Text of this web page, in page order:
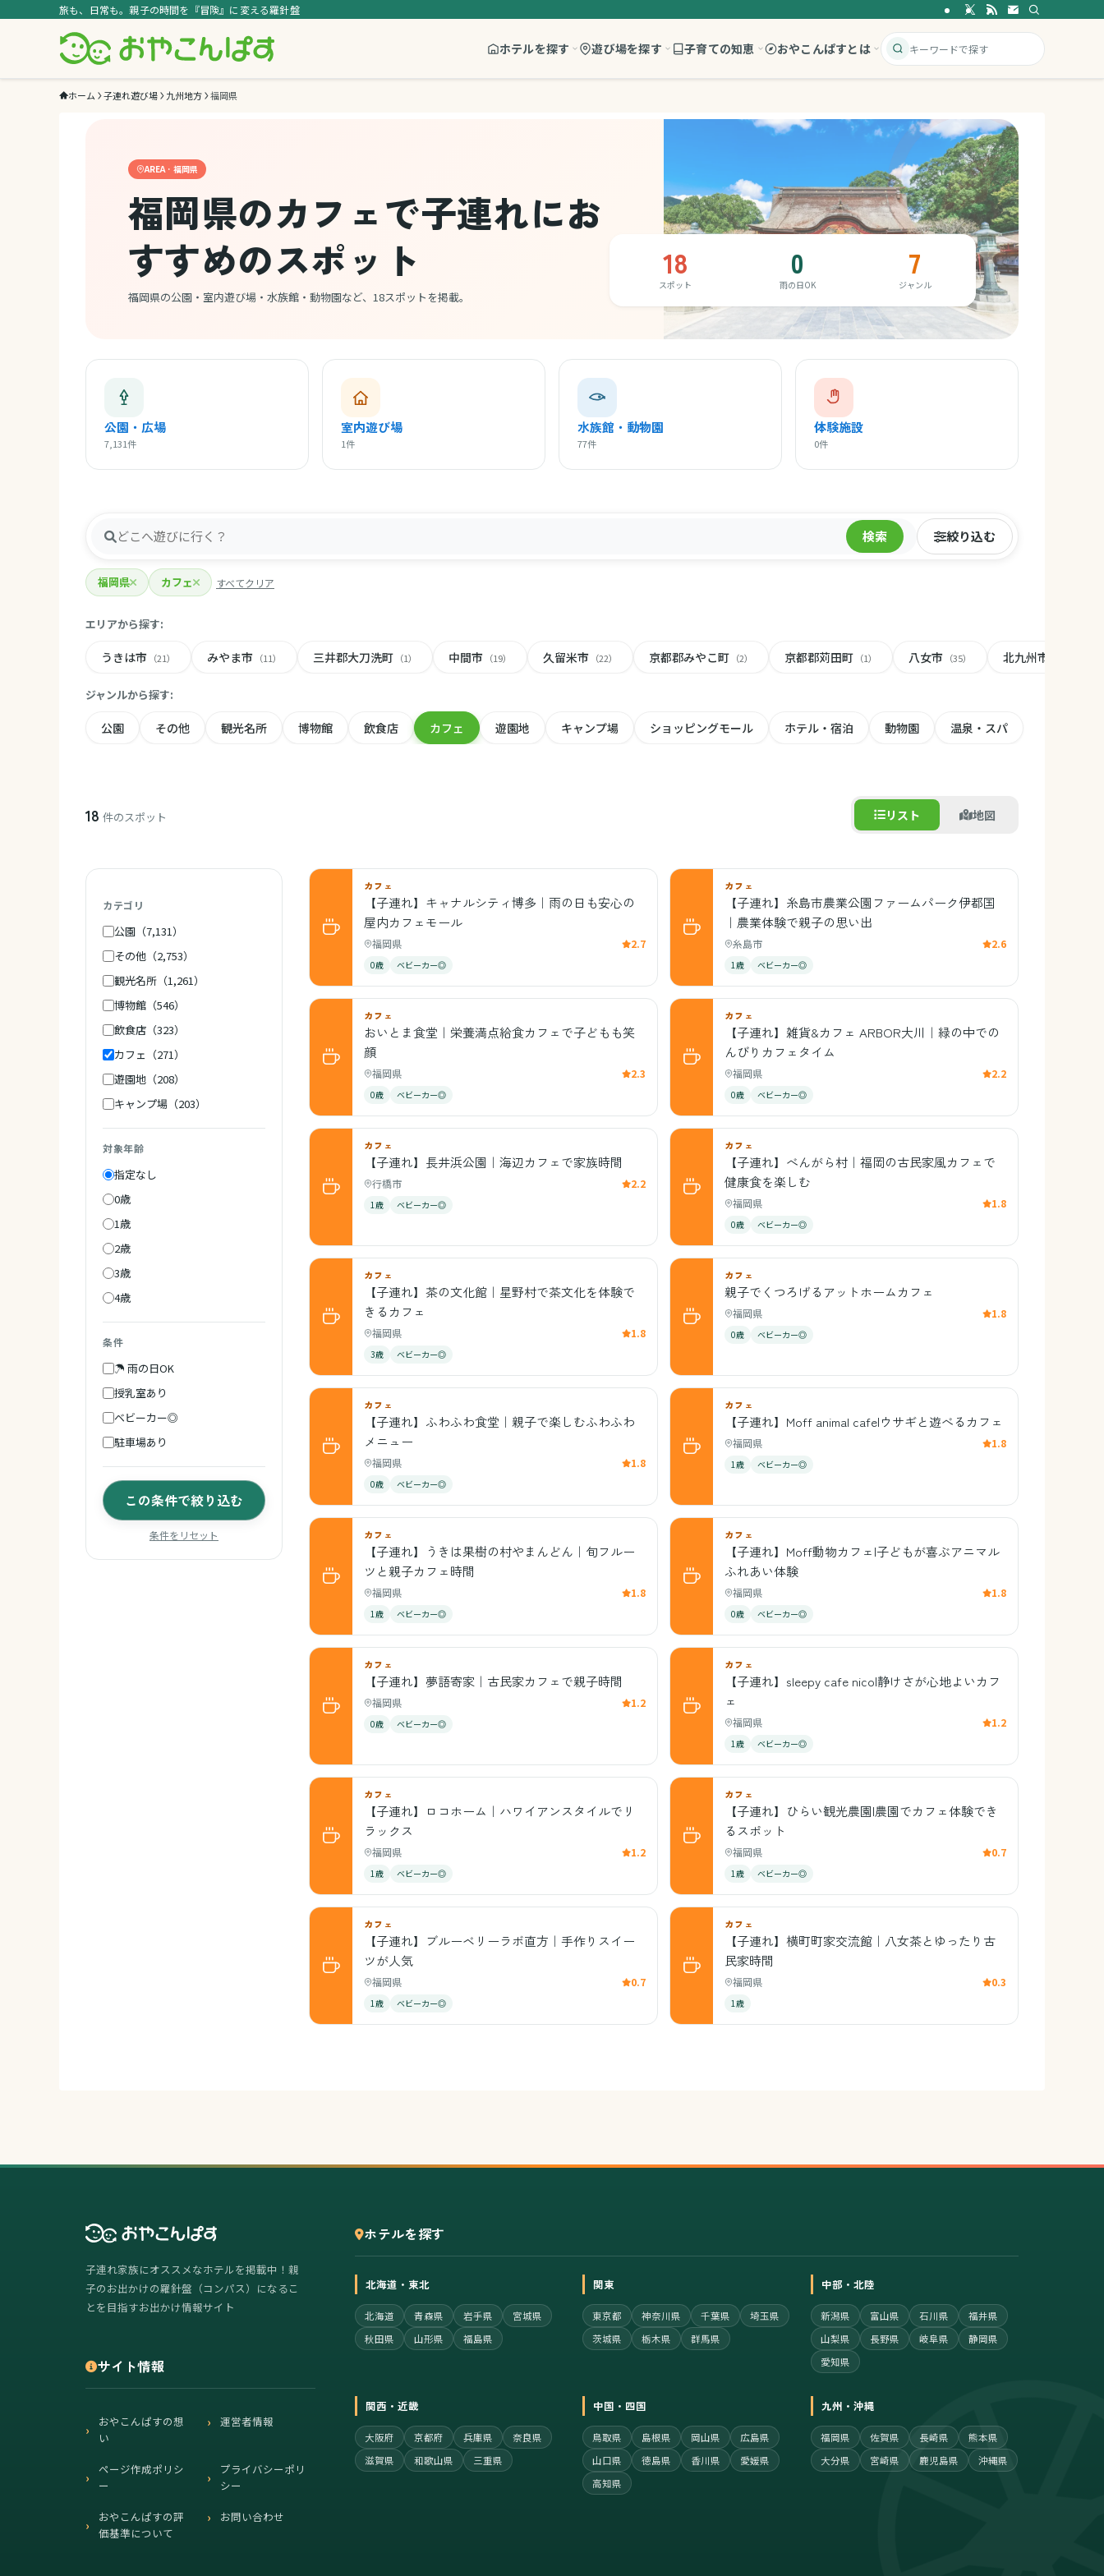
旅も、日常も。親子の時間を『冒険』に変える羅針盤
ホテルを探す 遊び場を探す 子育ての知恵 おやこんぱすとは
ホーム 子連れ遊び場 九州地方 福岡県
AREA · 福岡県
福岡県のカフェで子連れにお
すすめのスポット
福岡県の公園・室内遊び場・水族館・動物園など、18スポットを掲載。
18
スポット
0
雨の日OK
7
ジャンル
公園・広場
7,131件
室内遊び場
1件
水族館・動物園
77件
体験施設
0件
検索 絞り込む
福岡県 カフェ すべてクリア
エリアから探す:
うきは市 （21） みやま市 （11） 三井郡大刀洗町 （1） 中間市 （19） 久留米市 （22） 京都郡みやこ町 （2） 京都郡苅田町 （1） 八女市 （35） 北九州市
ジャンルから探す:
公園 その他 観光名所 博物館 飲食店 カフェ 遊園地 キャンプ場 ショッピングモール ホテル・宿泊 動物園 温泉・スパ
18 件のスポット リスト 地図
カテゴリ
公園（7,131）
その他（2,753）
観光名所（1,261）
博物館（546）
飲食店（323）
カフェ（271）
遊園地（208）
キャンプ場（203）
対象年齢
指定なし
0歳
1歳
2歳
3歳
4歳
条件
☂ 雨の日OK
授乳室あり
ベビーカー◎
駐車場あり
この条件で絞り込む
条件をリセット
カフェ
【子連れ】キャナルシティ博多｜雨の日も安心の
屋内カフェモール
福岡県 2.7
0歳 ベビーカー◎
カフェ
【子連れ】糸島市農業公園ファームパーク伊都国
｜農業体験で親子の思い出
糸島市 2.6
1歳 ベビーカー◎
カフェ
おいとま食堂｜栄養満点給食カフェで子どもも笑
顔
福岡県 2.3
0歳 ベビーカー◎
カフェ
【子連れ】雑貨&カフェ ARBOR大川｜緑の中での
んびりカフェタイム
福岡県 2.2
0歳 ベビーカー◎
カフェ
【子連れ】長井浜公園｜海辺カフェで家族時間
行橋市 2.2
1歳 ベビーカー◎
カフェ
【子連れ】べんがら村｜福岡の古民家風カフェで
健康食を楽しむ
福岡県 1.8
0歳 ベビーカー◎
カフェ
【子連れ】茶の文化館｜星野村で茶文化を体験で
きるカフェ
福岡県 1.8
3歳 ベビーカー◎
カフェ
親子でくつろげるアットホームカフェ
福岡県 1.8
0歳 ベビーカー◎
カフェ
【子連れ】ふわふわ食堂｜親子で楽しむふわふわ
メニュー
福岡県 1.8
0歳 ベビーカー◎
カフェ
【子連れ】Moff animal cafe|ウサギと遊べるカフェ
福岡県 1.8
1歳 ベビーカー◎
カフェ
【子連れ】うきは果樹の村やまんどん｜旬フルー
ツと親子カフェ時間
福岡県 1.8
1歳 ベビーカー◎
カフェ
【子連れ】Moff動物カフェ|子どもが喜ぶアニマル
ふれあい体験
福岡県 1.8
0歳 ベビーカー◎
カフェ
【子連れ】夢語寄家｜古民家カフェで親子時間
福岡県 1.2
0歳 ベビーカー◎
カフェ
【子連れ】sleepy cafe nico|静けさが心地よいカフ
ェ
福岡県 1.2
1歳 ベビーカー◎
カフェ
【子連れ】ロコホーム｜ハワイアンスタイルでリ
ラックス
福岡県 1.2
1歳 ベビーカー◎
カフェ
【子連れ】ひらい観光農園|農園でカフェ体験でき
るスポット
福岡県 0.7
1歳 ベビーカー◎
カフェ
【子連れ】ブルーベリーラボ直方｜手作りスイー
ツが人気
福岡県 0.7
1歳 ベビーカー◎
カフェ
【子連れ】横町町家交流館｜八女茶とゆったり古
民家時間
福岡県 0.3
1歳
子連れ家族にオススメなホテルを掲載中！親
子のお出かけの羅針盤（コンパス）になるこ
とを目指すお出かけ情報サイト
ホテルを探す
北海道・東北
北海道 青森県 岩手県
宮城県
秋田県
山形県 福島県
関東
東京都 神奈川県 千葉県
埼玉県
茨城県
栃木県 群馬県
中部・北陸
新潟県 富山県 石川県
福井県
山梨県
長野県 岐阜県
静岡県
愛知県
関西・近畿
大阪府 京都府 兵庫県
奈良県
滋賀県
和歌山県 三重県
中国・四国
鳥取県 島根県 岡山県
広島県
山口県
徳島県 香川県
愛媛県
高知県
九州・沖縄
福岡県 佐賀県 長崎県
熊本県
大分県
宮崎県 鹿児島県 沖縄県
サイト情報
おやこんぱすの想
い
運営者情報
ページ作成ポリシ
ー
プライバシーポリ
シー
おやこんぱすの評
価基準について
お問い合わせ